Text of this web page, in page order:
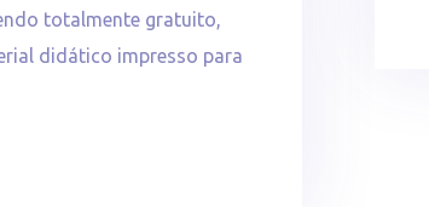
totalmente gratuito,
didático impresso para